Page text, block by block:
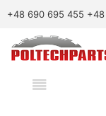
+48 690 695 455